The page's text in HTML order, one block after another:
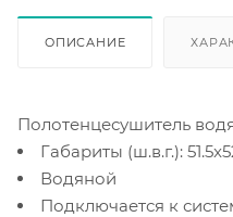
ОПИСАНИЕ
Полотенцесушитель
Габариты (ш.в.г.):
Водяной
Подключается к